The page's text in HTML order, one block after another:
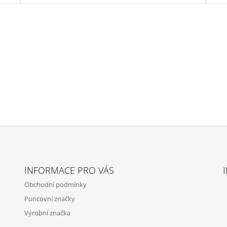
INFORMACE PRO VÁS
Obchodní podmínky
Puncovní značky
Výrobní značka